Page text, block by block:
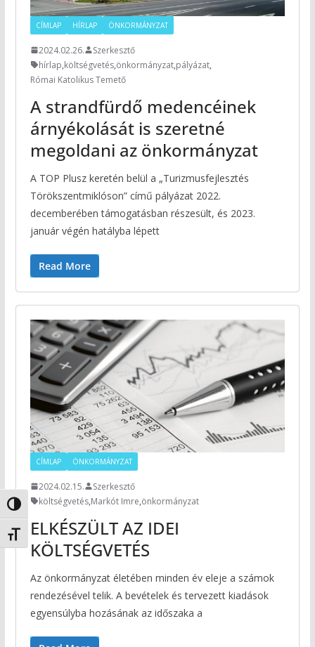
Nagy kontraszt váltása
Betűméret váltása
CÍMLAP HÍRLAP ÖNKORMÁNYZAT
2024.02.26.
Szerkesztő
hírlap,költségvetés,önkormányzat,pályázat,
Római Katolikus Temető
A strandfürdő medencéinek
árnyékolását is szeretné
megoldani az önkormányzat
A TOP Plusz keretén belül a „Turizmusfejlesztés
Törökszentmiklóson” című pályázat 2022.
decemberében támogatásban részesült, és 2023.
január végén hatályba lépett
Read More
CÍMLAP ÖNKORMÁNYZAT
2024.02.15.
Szerkesztő
költségvetés,Markót Imre,önkormányzat
ELKÉSZÜLT AZ IDEI
KÖLTSÉGVETÉS
Az önkormányzat életében minden év eleje a számok
rendezésével telik. A bevételek és tervezett kiadások
egyensúlyba hozásának az időszaka a